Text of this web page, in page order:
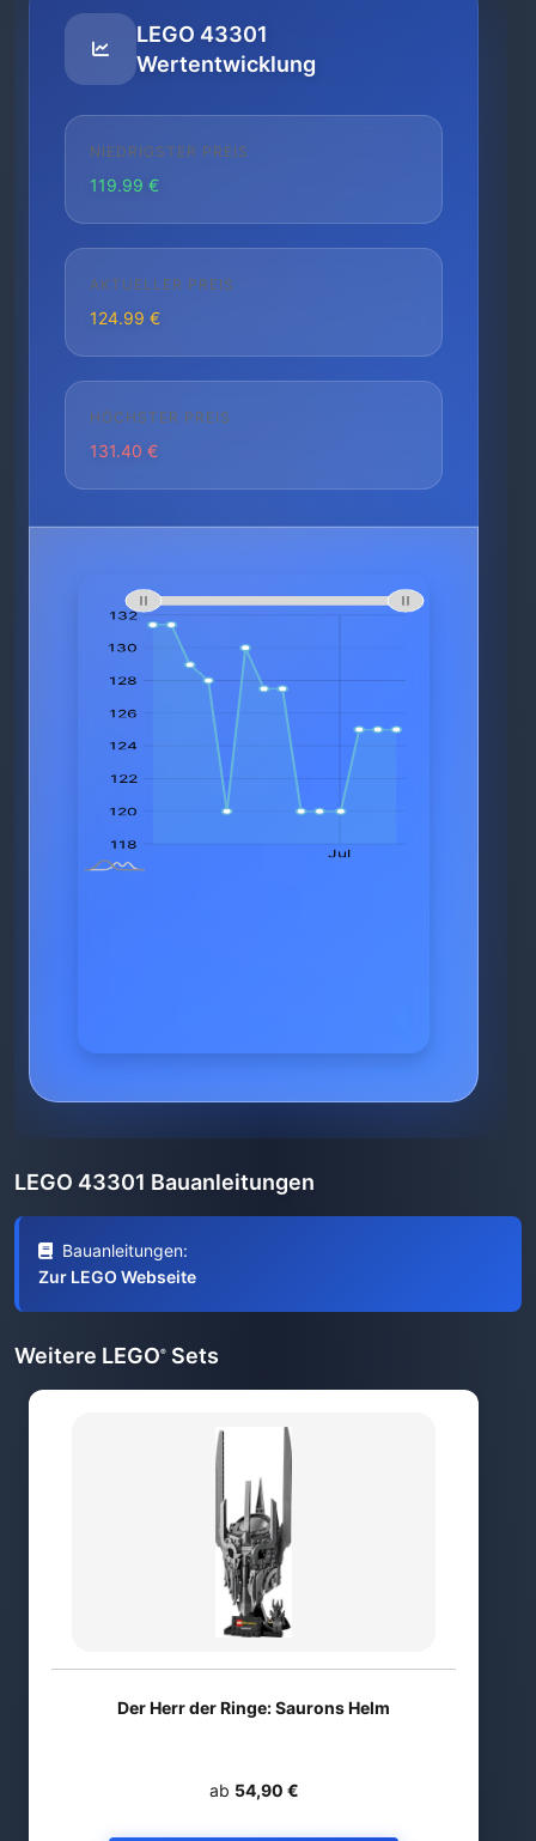
LEGO 43301
Wertentwicklung
NIEDRIGSTER PREIS
119.99 €
AKTUELLER PREIS
124.99 €
HÖCHSTER PREIS
131.40 €
LEGO 43301 Bauanleitungen
Bauanleitungen:
Zur LEGO Webseite
Weitere LEGO® Sets
Der Herr der Ringe: Saurons Helm
ab 54,90 €